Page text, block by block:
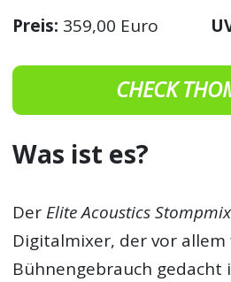
Preis: 359,00 Euro
CHECK
Was ist es?
Der Elite Acoustics
Digitalmixer, der vor
Bühnengebrauch gedacht